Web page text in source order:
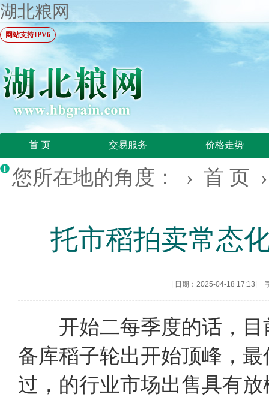
湖北粮网
网站支持IPV6
首 页 交易服务 价格走势
您所在地的角度： › 首 页
托市稻拍卖常态
日期：2025-04-18 17:13
开始二每季度的话，目
备库稻子轮出开始顶峰，
过，的行业市场出售具有